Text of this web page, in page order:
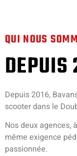
QUI NOUS
DEPUIS
Depuis 2016,
scooter dans le
Nos deux agences,
même exigence
passionnée.